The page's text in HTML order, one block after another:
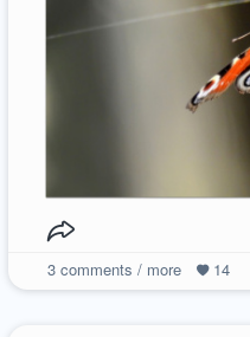
3comments / more 14